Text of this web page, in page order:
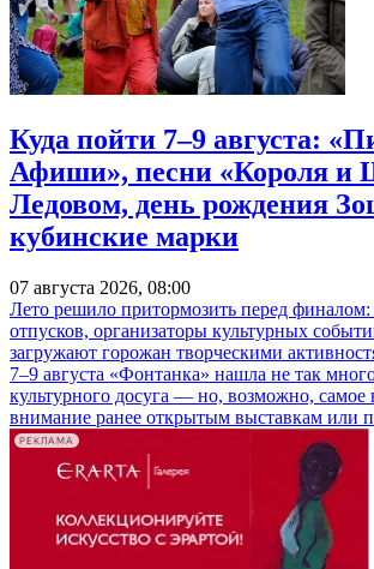
Куда пойти 7–9 августа:
Афиши», песни «Короля и
Ледовом, день рождения
кубинские марки
07 августа 2026, 08:00
Лето решило притормозить перед финалом:
отпусков, организаторы культурных
загружают горожан творческими
7–9 августа «Фонтанка» нашла не так
культурного досуга — но, возможно, самое
внимание ранее открытым выставкам или
РЕКЛАМА